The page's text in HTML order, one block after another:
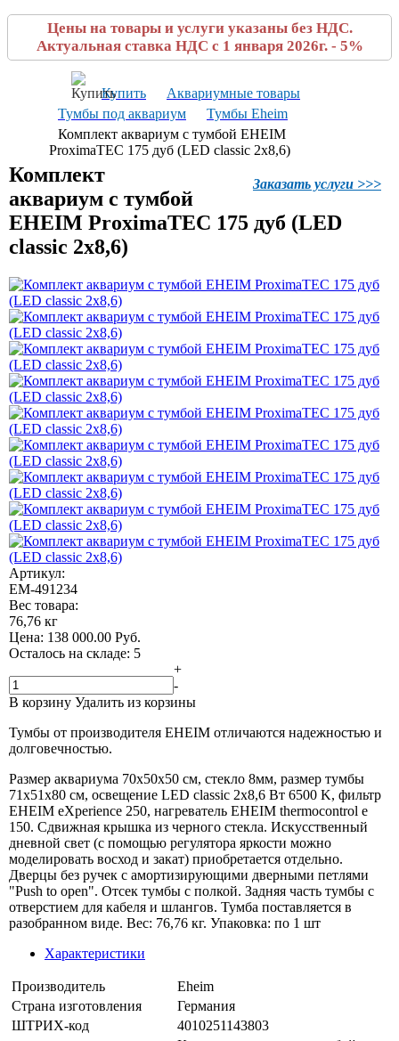
Цены на товары и услуги указаны без НДС.
Актуальная ставка НДС с 1 января 2026г. - 5%
Купить
Аквариумные товары
Тумбы под аквариум
Тумбы Eheim
Комплект аквариум с тумбой EHEIM
ProximaTEC 175 дуб (LED classic 2x8,6)
Заказать услуги >>>
Комплект
аквариум с тумбой
EHEIM ProximaTEC 175 дуб (LED
classic 2x8,6)
Артикул:
EM-491234
Вес товара:
76,76 кг
Цена: 138 000.00 Руб.
Осталось на складе: 5
+
-
В корзину Удалить из корзины
Тумбы от производителя EHEIM отличаются надежностью и
долговечностью.
Размер аквариума 70x50x50 см, стекло 8мм, размер тумбы
71x51x80 см, освещение LED classic 2x8,6 Вт 6500 K, фильтр
EHEIM eXperience 250, нагреватель EHEIM thermocontrol e
150. Сдвижная крышка из черного стекла. Искусственный
дневной свет (с помощью регулятора яркости можно
моделировать восход и закат) приобретается отдельно.
Дверцы без ручек с амортизирующими дверными петлями
"Push to open". Отсек тумбы с полкой. Задняя часть тумбы с
отверстием для кабеля и шлангов. Тумба поставляется в
разобранном виде. Вес: 76,76 кг. Упаковка: по 1 шт
Характеристики
Производитель
Eheim
Страна изготовления
Германия
ШТРИХ-код
4010251143803